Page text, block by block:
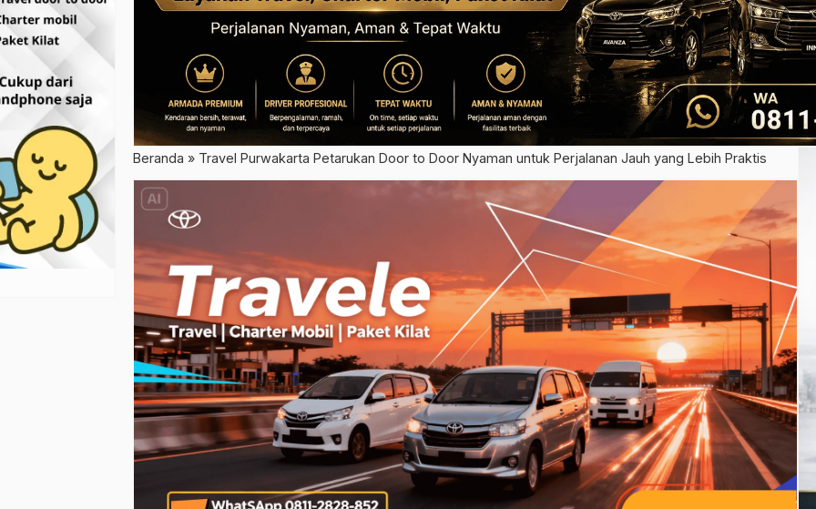
Beranda » Travel Purwakarta Petarukan Door to Door Nyaman untuk Perjalanan Jauh yang Lebih Praktis